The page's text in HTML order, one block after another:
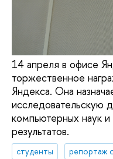
14 апреля в офисе
торжественное
Яндекса. Она
исследовательскую
компьютерных наук
результатов.
студенты репортаж